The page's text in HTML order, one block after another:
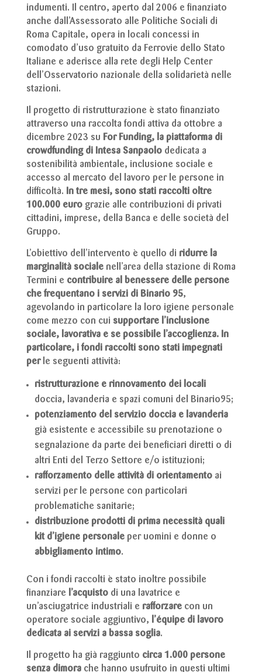
indumenti. Il centro, aperto dal 2006 e finanziato
anche dall’Assessorato alle Politiche Sociali di
Roma Capitale, opera in locali concessi in
comodato d’uso gratuito da Ferrovie dello Stato
Italiane e aderisce alla rete degli Help Center
dell’Osservatorio nazionale della solidarietà nelle
stazioni.
Il progetto di ristrutturazione è stato finanziato
attraverso una raccolta fondi attiva da ottobre a
dicembre 2023 su For Funding, la piattaforma di
crowdfunding di Intesa Sanpaolo dedicata a
sostenibilità ambientale, inclusione sociale e
accesso al mercato del lavoro per le persone in
difficoltà.
In tre mesi, sono stati raccolti oltre
100.000 euro grazie alle contribuzioni di privati
cittadini, imprese, della Banca e delle società del
Gruppo.
L’obiettivo dell’intervento è quello di ridurre la
marginalità socialenell’area della stazione di Roma
Termini e contribuire al benessere delle persone
che frequentano i servizi di Binario 95,
agevolando in particolare la loro igiene personale
come mezzo con cui supportare l’inclusione
sociale, lavorativa e se possibile l’accoglienza. In
particolare, i fondi raccolti sono stati impegnati
per le seguenti attività:
ristrutturazione e rinnovamento dei locali
doccia, lavanderia e spazi comuni del Binario95;
potenziamento del servizio doccia e lavanderia
già esistente e accessibile su prenotazione o
segnalazione da parte dei beneficiari diretti o di
altri Enti del Terzo Settore e/o istituzioni;
rafforzamento delle attività di orientamentoai
servizi per le persone con particolari
problematiche sanitarie;
distribuzione prodotti di prima necessità quali
kit d’igiene personaleper uomini e donne o
abbigliamento intimo.
Con i fondi raccolti è stato inoltre possibile
finanziare l’acquistodi una lavatrice e
un’asciugatrice industriali e rafforzare con un
operatore sociale aggiuntivo,
l’équipe di lavoro
dedicata ai servizi a bassa soglia.
Il progetto ha già raggiunto circa 1.000 persone
senza dimora che hanno usufruito in questi ultimi